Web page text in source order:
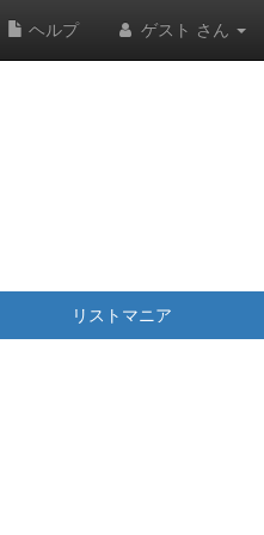
ヘルプ ゲスト さん
リストマニア